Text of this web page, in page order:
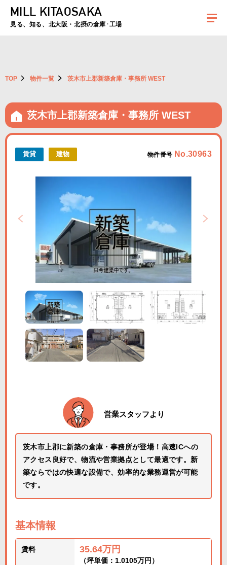
夏季休暇のお知らせ：2026年8月8日(土)～8月16日(日)まで休業とさせていた
MILL KITAOSAKA
見る、知る、北大阪・北摂の倉庫･工場
TOP 物件一覧 茨木市上郡新築倉庫・事務所 WEST
茨木市上郡新築倉庫・事務所 WEST
賃貸 建物 物件番号 No.30963
営業スタッフより
茨木市上郡に新築の倉庫・事務所が登場！高速ICへの
アクセス良好で、物流や営業拠点として最適です。新
築ならではの快適な設備で、効率的な業務運営が可能
です。
基本情報
賃料 35.64万円
（坪単価：1.0105万円）